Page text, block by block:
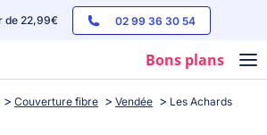
de 22,99€ 02 99 36 30 54
Bons plans
Couverture fibre Vendée Les Achards